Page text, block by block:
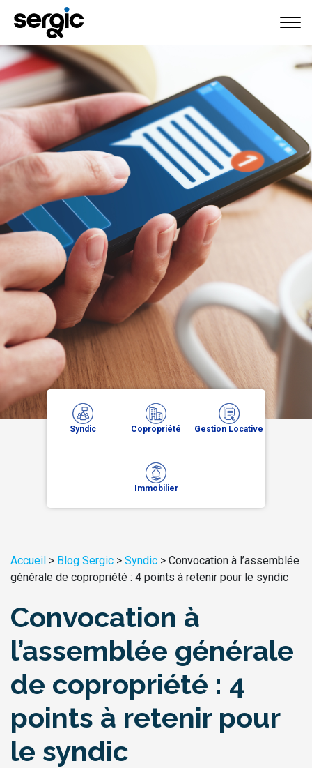
Syndic Copropriété Gestion Locative
Immobilier
Accueil > Blog Sergic > Syndic > Convocation à l’assemblée
générale de copropriété : 4 points à retenir pour le syndic
Convocation à
l’assemblée générale
de copropriété : 4
points à retenir pour
le syndic